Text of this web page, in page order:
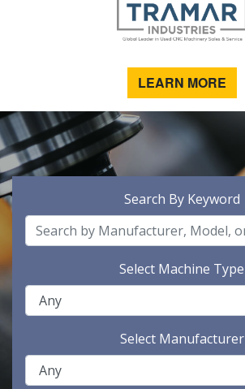
LEARN MORE
Search By Keyword
Select Machine Type
Select Manufacturer